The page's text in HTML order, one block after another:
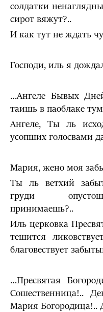
солдатки
сирот вяжут?..
И как тут не ждать
Господи, иль я
…Ангеле Бывых
таишь в паоб­лаке
Ангеле, Ты ль
усопших голосвами
Мария, жено моя
Ты ль ветхий
груди
принимаешь?..
Иль церковка
тешится
благовествует
…Пресвятая
Сошественница!..
Мария Богородица!..